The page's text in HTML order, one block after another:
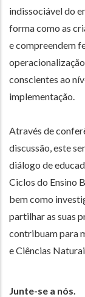
indissociável do
forma como as
e compreendem
conscientes ao
implementação.
Através de
discussão, este
diálogo de
Ciclos do Ensino
bem como
partilhar as suas
contribuam para
e Ciências
Junte-se a nós.